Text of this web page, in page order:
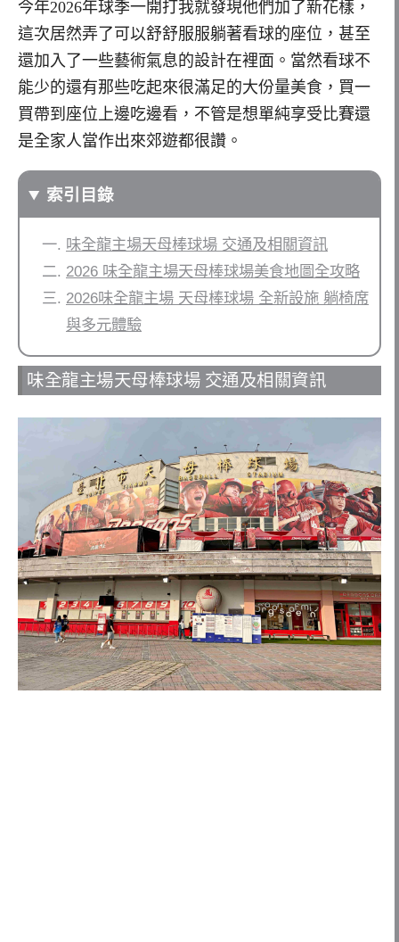
今年2026年球季一開打我就發現他們加了新花樣，
這次居然弄了可以舒舒服服躺著看球的座位，甚至
還加入了一些藝術氣息的設計在裡面。當然看球不
能少的還有那些吃起來很滿足的大份量美食，買一
買帶到座位上邊吃邊看，不管是想單純享受比賽還
是全家人當作出來郊遊都很讚。
索引目錄
味全龍主場天母棒球場 交通及相關資訊
2026 味全龍主場天母棒球場美食地圖全攻略
2026味全龍主場 天母棒球場 全新設施 躺椅席
與多元體驗
味全龍主場天母棒球場 交通及相關資訊